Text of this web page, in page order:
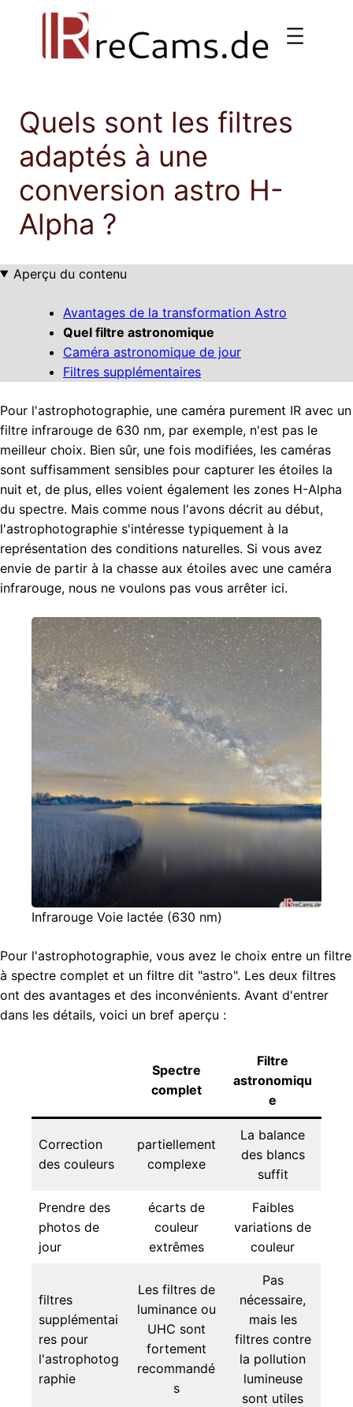
Quels sont les filtres
adaptés à une
conversion astro H-
Alpha ?
Aperçu du contenu
Avantages de la transformation Astro
Quel filtre astronomique
Caméra astronomique de jour
Filtres supplémentaires
Pour l'astrophotographie, une caméra purement IR avec un
filtre infrarouge de 630 nm, par exemple, n'est pas le
meilleur choix. Bien sûr, une fois modifiées, les caméras
sont suffisamment sensibles pour capturer les étoiles la
nuit et, de plus, elles voient également les zones H-Alpha
du spectre. Mais comme nous l'avons décrit au début,
l'astrophotographie s'intéresse typiquement à la
représentation des conditions naturelles. Si vous avez
envie de partir à la chasse aux étoiles avec une caméra
infrarouge, nous ne voulons pas vous arrêter ici.
Infrarouge Voie lactée (630 nm)
Pour l'astrophotographie, vous avez le choix entre un filtre
à spectre complet et un filtre dit "astro". Les deux filtres
ont des avantages et des inconvénients. Avant d'entrer
dans les détails, voici un bref aperçu :
Spectre
complet
Filtre
astronomiqu
e
Correction
des couleurs
partiellement
complexe
La balance
des blancs
suffit
Prendre des
photos de
jour
écarts de
couleur
extrêmes
Faibles
variations de
couleur
filtres
supplémentai
res pour
l'astrophotog
raphie
Les filtres de
luminance ou
UHC sont
fortement
recommandé
s
Pas
nécessaire,
mais les
filtres contre
la pollution
lumineuse
sont utiles